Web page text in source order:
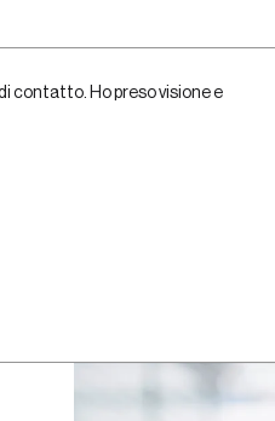
contatto. Ho preso visione e